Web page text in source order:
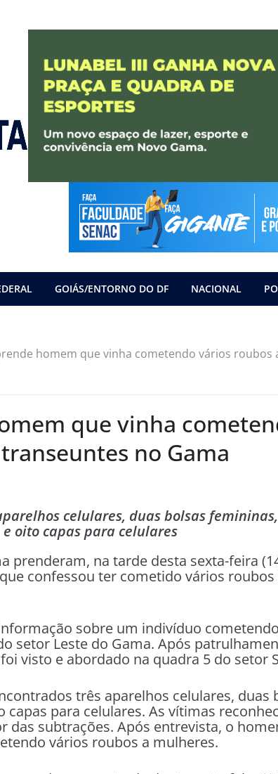
GOIÁS/ENTORNO DO DF NACIONAL
homem que vinha cometendo vários roubos
que vinha
no Gama
celulares, duas bolsas
e oito capas para celulares
prenderam, na tarde desta sexta-feira
confessou ter cometido vários roubos
sobre um indivíduo
setor Leste do Gama. Após
visto e abordado na quadra 5 do setor
três aparelhos celulares, duas
para celulares. As vítimas
das subtrações. Após entrevista, o
vários roubos a mulheres.